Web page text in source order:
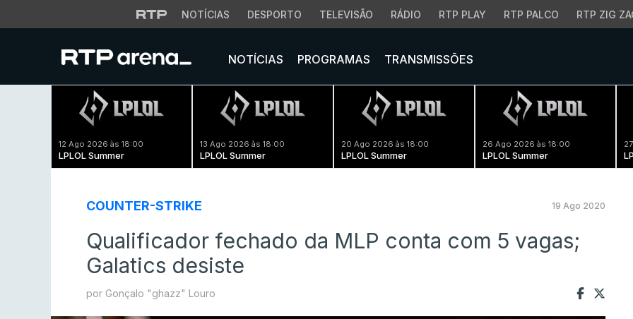
NOTÍCIAS DESPORTO TELEVISÃO RÁDIO RTP PLAY RTP PALCO RTP ZIG
NOTÍCIAS PROGRAMAS TRANSMISSÕES
12 Ago 2026 às 18:00
LPLOL Summer
13 Ago 2026 às 18:00
LPLOL Summer
20 Ago 2026 às 18:00
LPLOL Summer
26 Ago 2026 às 18:00
LPLOL Summer
COUNTER-STRIKE 19 Ago 2020
Qualificador fechado da MLP conta com 5 vagas;
Galatics desiste
por Gonçalo "ghazz" Louro